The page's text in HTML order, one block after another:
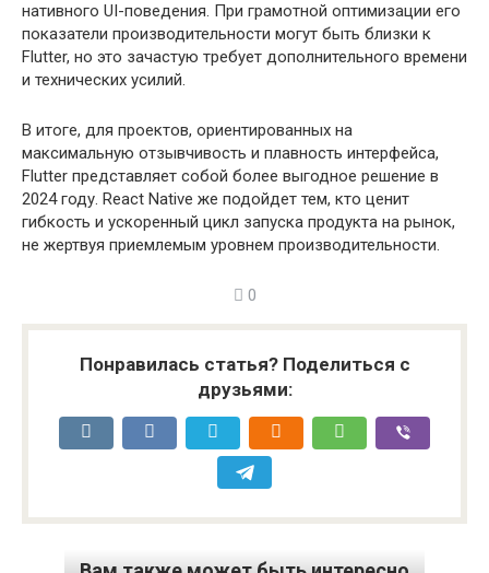
нативного UI-поведения. При грамотной оптимизации его
показатели производительности могут быть близки к
Flutter, но это зачастую требует дополнительного времени
и технических усилий.
В итоге, для проектов, ориентированных на
максимальную отзывчивость и плавность интерфейса,
Flutter представляет собой более выгодное решение в
2024 году. React Native же подойдет тем, кто ценит
гибкость и ускоренный цикл запуска продукта на рынок,
не жертвуя приемлемым уровнем производительности.
0
Понравилась статья? Поделиться с
друзьями: